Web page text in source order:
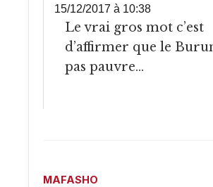
15/12/2017 à 10:38
Le vrai gros mot c’est
d’affirmer que le
pas pauvre…
MAFASHO